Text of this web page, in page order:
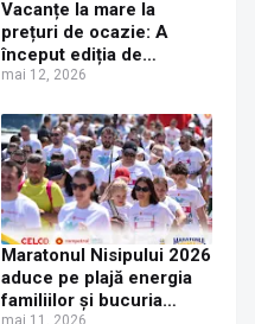
Vacanțe la mare la
prețuri de ocazie: A
început ediția de
primăvară „Litoralul
mai 12, 2026
Maratonul Nisipului 2026
aduce pe plajă energia
familiilor și bucuria
mai 11, 2026